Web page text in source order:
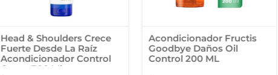
Head & Shoulders Crece
Fuerte Desde La Raíz
Acondicionador Control
Caspa 300 Ml
Acondicionador Fructis
Goodbye Daños Oil
Control 200 ML